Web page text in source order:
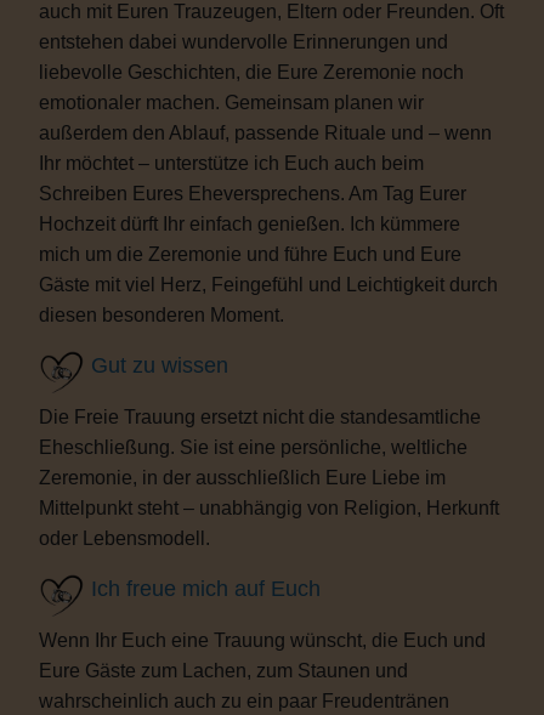
auch mit Euren Trauzeugen, Eltern oder Freunden. Oft
entstehen dabei wundervolle Erinnerungen und
liebevolle Geschichten, die Eure Zeremonie noch
emotionaler machen. Gemeinsam planen wir
außerdem den Ablauf, passende Rituale und – wenn
Ihr möchtet – unterstütze ich Euch auch beim
Schreiben Eures Eheversprechens. Am Tag Eurer
Hochzeit dürft Ihr einfach genießen. Ich kümmere
mich um die Zeremonie und führe Euch und Eure
Gäste mit viel Herz, Feingefühl und Leichtigkeit durch
diesen besonderen Moment.
Gut zu wissen
Die Freie Trauung ersetzt nicht die standesamtliche
Eheschließung. Sie ist eine persönliche, weltliche
Zeremonie, in der ausschließlich Eure Liebe im
Mittelpunkt steht – unabhängig von Religion, Herkunft
oder Lebensmodell.
Ich freue mich auf Euch
Wenn Ihr Euch eine Trauung wünscht, die Euch und
Eure Gäste zum Lachen, zum Staunen und
wahrscheinlich auch zu ein paar Freudentränen